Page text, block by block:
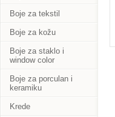
Boje za tekstil
Boje za kožu
Boje za staklo i
window color
Boje za porculan i
keramiku
Krede